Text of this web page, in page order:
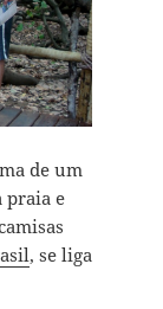
de um
praia e
, se liga